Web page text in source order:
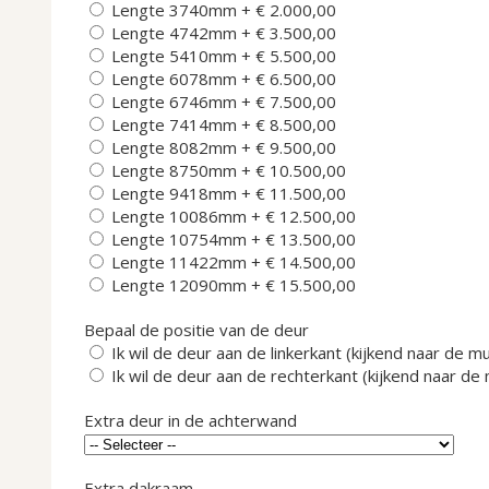
Lengte 3740mm + € 2.000,00
Lengte 4742mm + € 3.500,00
Lengte 5410mm + € 5.500,00
Lengte 6078mm + € 6.500,00
Lengte 6746mm + € 7.500,00
Lengte 7414mm + € 8.500,00
Lengte 8082mm + € 9.500,00
Lengte 8750mm + € 10.500,00
Lengte 9418mm + € 11.500,00
Lengte 10086mm + € 12.500,00
Lengte 10754mm + € 13.500,00
Lengte 11422mm + € 14.500,00
Lengte 12090mm + € 15.500,00
Bepaal de positie van de deur
Ik wil de deur aan de linkerkant (kijkend naar de
Ik wil de deur aan de rechterkant (kijkend naar de
Extra deur in de achterwand